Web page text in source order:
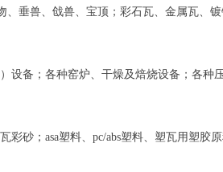
垂兽、戗兽、宝顶；彩石瓦、金属瓦、
设备；各种窑炉、干燥及焙烧设备；各种
彩砂；asa塑料、pc/abs塑料、塑瓦用塑胶